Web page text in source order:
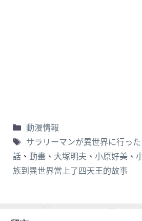
動漫情報
サラリーマンが異世界に行っ
話 、 動畫 、 大塚明夫 、 小原好美 、
族到異世界當上了四天王的故事